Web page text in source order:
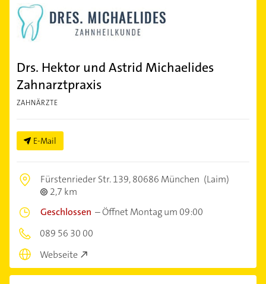
Drs. Hektor und Astrid Michaelides
Zahnarztpraxis
ZAHNÄRZTE
E-Mail
Fürstenrieder Str. 139,80686 München (Laim)
2,7 km
Geschlossen –Öffnet Montag um 09:00
089 56 30 00
Webseite